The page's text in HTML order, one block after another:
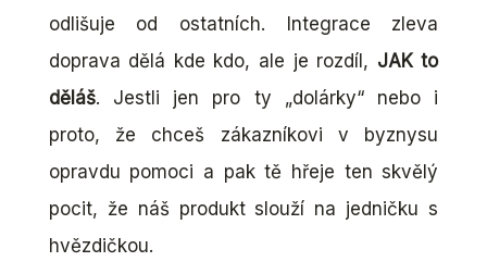
odlišuje od ostatních. Integrace zleva
doprava dělá kde kdo, ale je rozdíl, JAK to
děláš. Jestli jen pro ty „dolárky“ nebo i
proto, že chceš zákazníkovi v byznysu
opravdu pomoci a pak tě hřeje ten skvělý
pocit, že náš produkt slouží na jedničku s
hvězdičkou.